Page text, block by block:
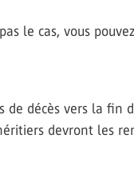
le cas, vous
de décès vers la fin
devront les